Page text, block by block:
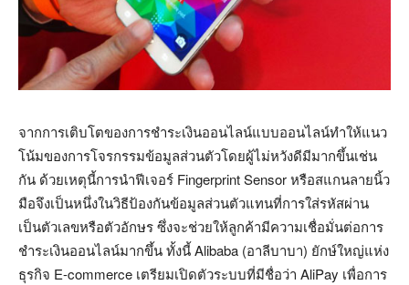
จากการเติบโตของการชำระเงินออนไลน์แบบออนไลน์ทำให้แนว
โน้มของการโจรกรรมข้อมูลส่วนตัวโดยผู้ไม่หวังดีมีมากขึ้นเช่น
กัน ด้วยเหตุนี้การนำฟีเจอร์ Fingerprint Sensor หรือสแกนลายนิ้ว
มือจึงเป็นหนึ่งในวิธีป้องกันข้อมูลส่วนตัวแทนที่การใส่รหัสผ่าน
เป็นตัวเลขหรือตัวอักษร ซึ่งจะช่วยให้ลูกค้ามีความเชื่อมั่นต่อการ
ชำระเงินออนไลน์มากขึ้น ทั้งนี้ Alibaba (อาลีบาบา) ยักษ์ใหญ่แห่ง
ธุรกิจ E-commerce เตรียมเปิดตัวระบบที่มีชื่อว่า AliPay เพื่อการ